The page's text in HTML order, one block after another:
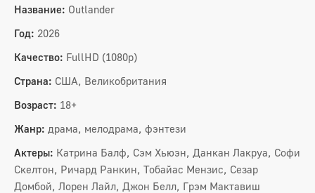
Название: Outlander
Год: 2026
Качество: FullHD (1080p)
Страна: США, Великобритания
Возраст: 18+
Жанр: драма, мелодрама, фэнтези
Актеры: Катрина Балф, Сэм Хьюэн, Данкан Лакруа, Софи
Скелтон, Ричард Ранкин, Тобайас Мензис, Сезар
Домбой, Лорен Лайл, Джон Белл, Грэм Мактавиш